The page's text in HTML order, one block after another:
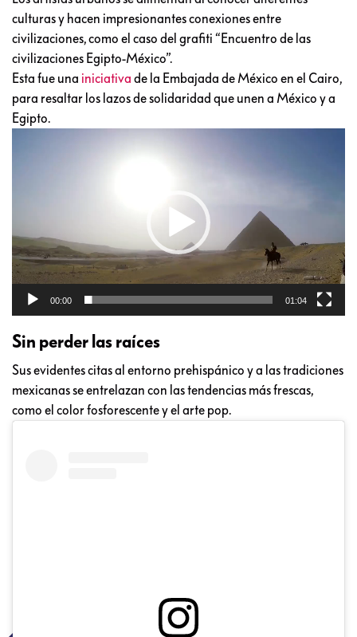
culturas y hacen impresionantes conexiones entre
civilizaciones, como el caso del grafiti “Encuentro de las
civilizaciones Egipto-México”.
Esta fue una iniciativa de la Embajada de México en el Cairo,
para resaltar los lazos de solidaridad que unen a México y a
Egipto.
00:00 01:04
Sin perder las raíces
Sus evidentes citas al entorno prehispánico y a las tradiciones
mexicanas se entrelazan con las tendencias más frescas,
como el color fosforescente y el arte pop.